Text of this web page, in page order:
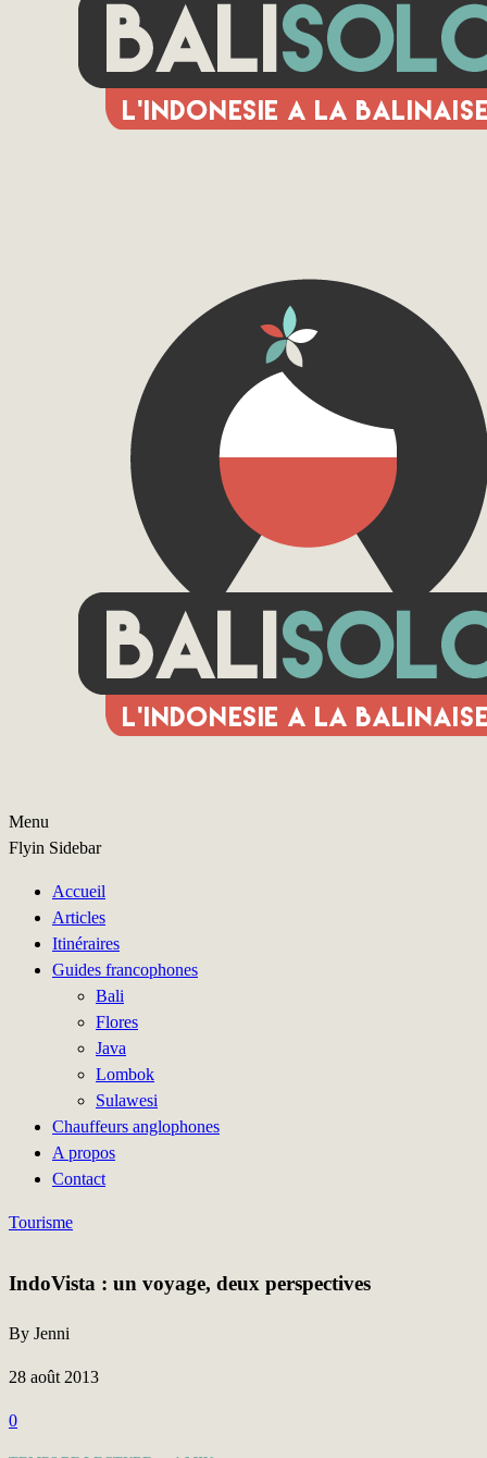
Menu
Flyin Sidebar
Accueil
Articles
Itinéraires
Guides francophones
Bali
Flores
Java
Lombok
Sulawesi
Chauffeurs anglophones
A propos
Contact
Tourisme
IndoVista : un voyage, deux perspectives
By Jenni
28 août 2013
0